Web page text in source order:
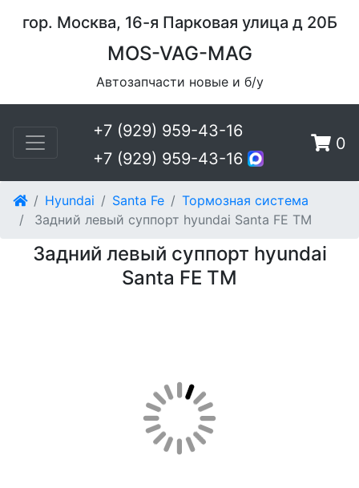
гор. Москва, 16-я Парковая улица д 20Б
MOS-VAG-MAG
Автозапчасти новые и б/у
+7 (929) 959-43-16
+7 (929) 959-43-16
0
Hyundai Santa Fe
Тормозная система
Задний левый суппорт hyundai Santa FE TM
Задний левый суппорт hyundai
Santa FE TM